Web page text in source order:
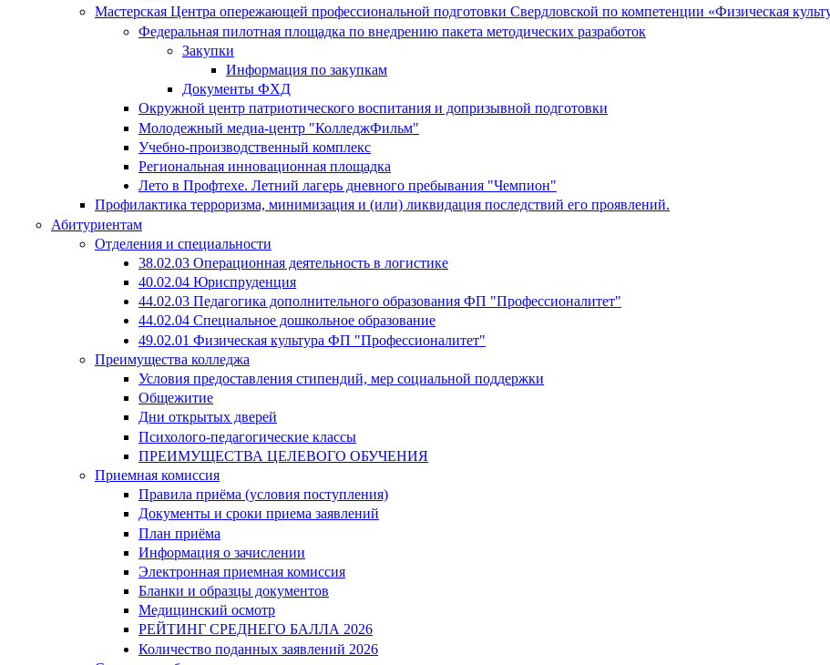
Мастерская Центра опережающей профессиональной подготовки Свердловской по компетенции «Физическая
Федеральная пилотная площадка по внедрению пакета методических разработок
Закупки
Информация по закупкам
Документы ФХД
Окружной центр патриотического воспитания и допризывной подготовки
Молодежный медиа-центр "КолледжФильм"
Учебно-производственный комплекс
Региональная инновационная площадка
Лето в Профтехе. Летний лагерь дневного пребывания "Чемпион"
Профилактика терроризма, минимизация и (или) ликвидация последствий его проявлений.
Абитуриентам
Отделения и специальности
38.02.03 Операционная деятельность в логистике
40.02.04 Юриспруденция
44.02.03 Педагогика дополнительного образования ФП "Профессионалитет"
44.02.04 Специальное дошкольное образование
49.02.01 Физическая культура ФП "Профессионалитет"
Преимущества колледжа
Условия предоставления стипендий, мер социальной поддержки
Общежитие
Дни открытых дверей
Психолого-педагогические классы
ПРЕИМУЩЕСТВА ЦЕЛЕВОГО ОБУЧЕНИЯ
Приемная комиссия
Правила приёма (условия поступления)
Документы и сроки приема заявлений
План приёма
Информация о зачислении
Электронная приемная комиссия
Бланки и образцы документов
Медицинский осмотр
РЕЙТИНГ СРЕДНЕГО БАЛЛА 2026
Количество поданных заявлений 2026